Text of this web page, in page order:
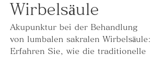
Wirbelsäule
Akupunktur bei der Behandlung
von lumbalen sakralen Wirbelsäule:
Erfahren Sie, wie die traditionelle